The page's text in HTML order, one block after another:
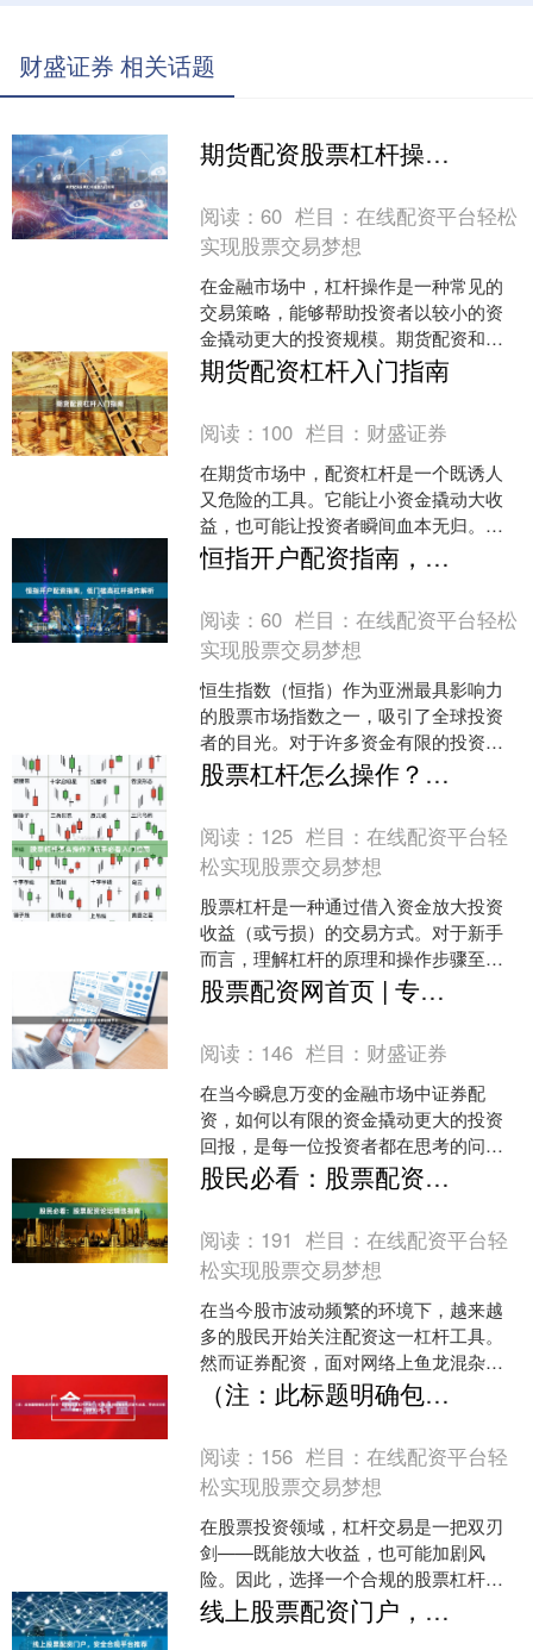
财盛证券 相关话题
期货配资股票杠杆操作入门指南
阅读：60 栏目：在线配资平台轻松
实现股票交易梦想
在金融市场中，杠杆操作是一种常见的
交易策略，能够帮助投资者以较小的资
金撬动更大的投资规模。期货配资和股
票杠杆操作作为两种主要的杠杆工具，
近年来受到越来越多投资者....
期货配资杠杆入门指南
阅读： 100 栏目： 财盛证券
在期货市场中，配资杠杆是一个既诱人
又危险的工具。它能让小资金撬动大收
益，也可能让投资者瞬间血本无归。本
文将为新手系统讲解期货配资杠杆的基
本概念、运作机制及风险控....
恒指开户配资指南，低门槛高杠杆操作解析
阅读：60 栏目：在线配资平台轻松
实现股票交易梦想
恒生指数（恒指）作为亚洲最具影响力
的股票市场指数之一，吸引了全球投资
者的目光。对于许多资金有限的投资者
来说，配资成为参与恒指交易、放大收
益的重要途径。本文将为您....
股票杠杆怎么操作？新手必看入门指南
阅读： 125 栏目：在线配资平台轻
松实现股票交易梦想
股票杠杆是一种通过借入资金放大投资
收益（或亏损）的交易方式。对于新手
而言，理解杠杆的原理和操作步骤至关
重要。本文将为您详细解析股票杠杆的
操作方法，帮助您安全入门....
股票配资网首页 | 专业杠杆炒股平台
阅读： 146 栏目： 财盛证券
在当今瞬息万变的金融市场中证券配
资，如何以有限的资金撬动更大的投资
回报，是每一位投资者都在思考的问
题。股票配资作为一种成熟的金融工
具，正逐渐成为中小投资者扩大收....
股民必看：股票配资论坛精选指南
阅读： 191 栏目：在线配资平台轻
松实现股票交易梦想
在当今股市波动频繁的环境下，越来越
多的股民开始关注配资这一杠杆工具。
然而证券配资，面对网络上鱼龙混杂的
信息，如何快速找到真实、有价值的配
资论坛，成为投资者面临的....
（注：此标题明确包含关键词“合规的股票杠杆平台”，并通过疑问和推荐形式吸引点击，符合SEO收录要求，字数在以内。）
阅读： 156 栏目：在线配资平台轻
松实现股票交易梦想
在股票投资领域，杠杆交易是一把双刃
剑——既能放大收益，也可能加剧风
险。因此，选择一个合规的股票杠杆平
台至关重要。那么，当前市场上有哪些
合规可靠的杠杆平台？投资者....
线上股票配资门户，安全合规平台推荐